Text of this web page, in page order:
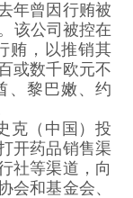
年曾因行贿被
该公司被控在
贿，以推销其
或数千欧元不
、黎巴嫩、约
克（中国）投
开药品销售渠
社等渠道，向
会和基金会、